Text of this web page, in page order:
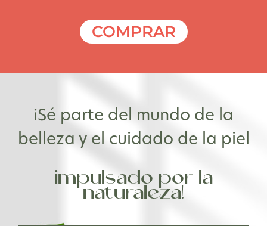
COMPRAR
¡Sé parte del mundo de la
belleza y el cuidado de la piel
impulsado por la
naturaleza!